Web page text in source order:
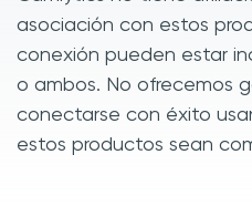
asociación con estos
conexión pueden estar
o ambos. No ofrecemos
conectarse con éxito
estos productos sean